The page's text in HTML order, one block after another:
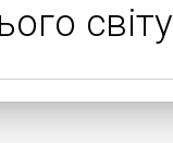
світу